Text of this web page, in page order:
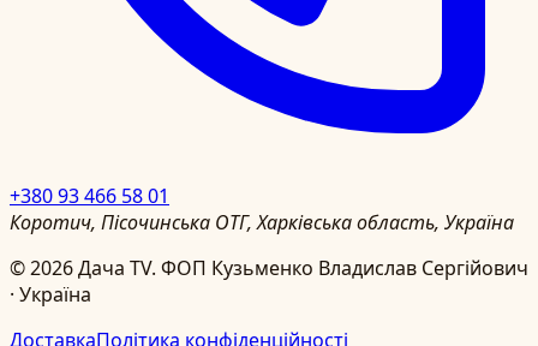
+380 93 466 58 01
Коротич, Пісочинська ОТГ, Харківська область, Україна
©2026Дача TV. ФОП Кузьменко Владислав Сергійович
· Україна
ДоставкаПолітика конфіденційності